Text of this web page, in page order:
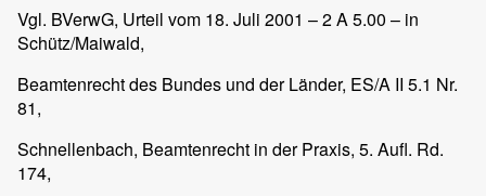
Vgl. BVerwG, Urteil vom 18. Juli 2001 – 2 A 5.00 – in
Schütz/Maiwald,
Beamtenrecht des Bundes und der Länder, ES/A II 5.1 Nr.
81,
Schnellenbach, Beamtenrecht in der Praxis, 5. Aufl. Rd.
174,